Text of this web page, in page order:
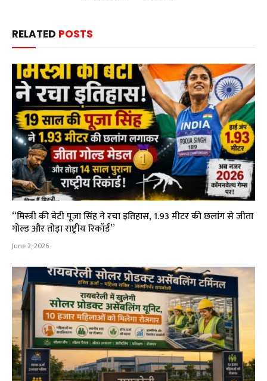
RELATED POSTS
“मिस्त्री की बेटी पूजा सिंह ने रचा इतिहास, 1.93 मीटर की छलांग से जीता
गोल्ड और तोड़ा राष्ट्रीय रिकॉर्ड”
June 2, 2026